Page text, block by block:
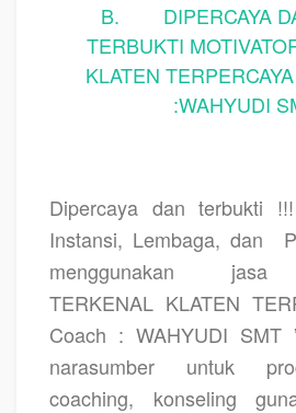
B. DIPERCAYA
TERBUKTI
KLATEN
:WAHYUDI
Dipercaya dan terbukti
Instansi, Lembaga, dan
menggunakan jasa
TERKENAL KLATEN
Coach : WAHYUDI SMT
narasumber untuk
coaching, konseling